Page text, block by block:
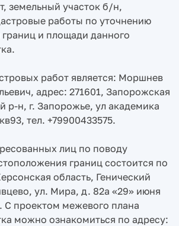
земельный участок б/н,
работы по уточнению
и площади данного
работ является: Моршнев
адрес: 271601, Запорожская
р-н, г. Запорожье, ул академика
тел. +79900433575.
лиц по поводу
границ состоится по
область, Генический
ул. Мира, д. 82а «29» июня
С проектом межевого плана
можно ознакомиться по адресу: